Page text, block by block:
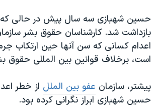
بازداشت شد. کارشناسان حقوق بشر
است، برخلاف قوانین بین المللی حقوق
پیشتر، سازمان عفو بین الملل از خطر
حسین شهبازی ابراز نگرانی کرده بود.